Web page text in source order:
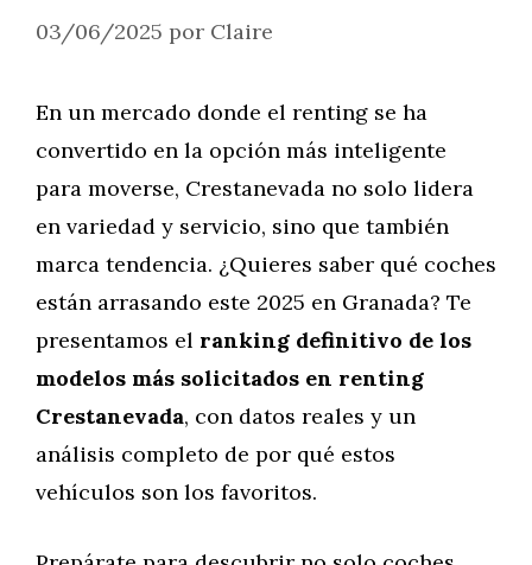
03/06/2025 por Claire
En un mercado donde el renting se ha
convertido en la opción más inteligente
para moverse, Crestanevada no solo lidera
en variedad y servicio, sino que también
marca tendencia. ¿Quieres saber qué coches
están arrasando este 2025 en Granada? Te
presentamos el ranking definitivo de los
modelos más solicitados en renting
Crestanevada, con datos reales y un
análisis completo de por qué estos
vehículos son los favoritos.